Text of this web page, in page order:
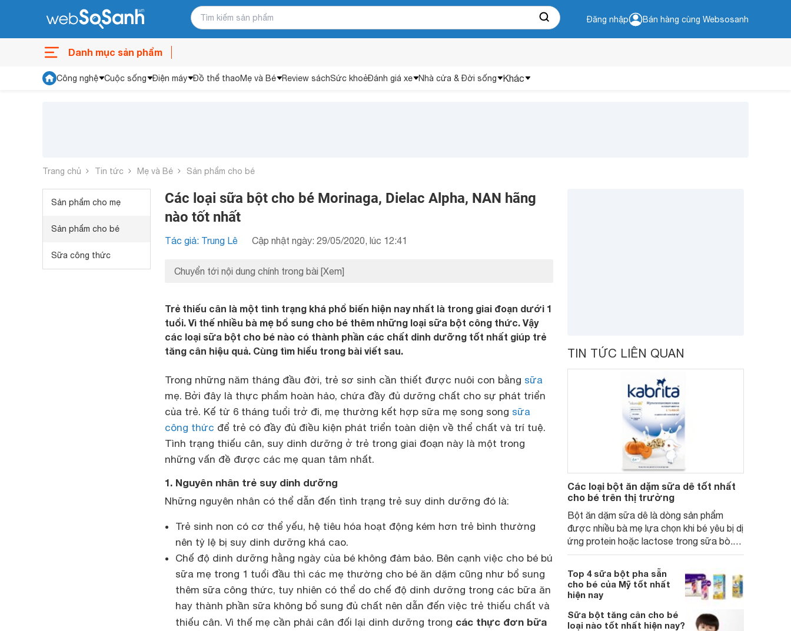
Đăng nhập Bán hàng cùng Websosanh
Danh mục sản phẩm
Công nghệ Cuộc sống Điện máy Đồ thể thaoMẹ và Bé Review sáchSức khoẻĐánh giá xe Nhà cửa & Đời sống Khác
Trang chủ Tin tức Mẹ và Bé Sản phẩm cho bé
Sản phẩm cho mẹ
Sản phẩm cho bé
Sữa công thức
Các loại sữa bột cho bé Morinaga, Dielac Alpha, NAN hãng
nào tốt nhất
Tác giả: Trung Lê Cập nhật ngày: 29/05/2020, lúc 12:41
Chuyển tới nội dung chính trong bài [Xem]
Trẻ thiếu cân là một tình trạng khá phổ biến hiện nay nhất là trong giai đoạn dưới 1
tuổi. Vì thế nhiều bà mẹ bổ sung cho bé thêm những loại sữa bột công thức. Vậy
các loại sữa bột cho bé nào có thành phần các chất dinh dưỡng tốt nhất giúp trẻ
tăng cân hiệu quả. Cùng tìm hiểu trong bài viết sau.
Trong những năm tháng đầu đời, trẻ sơ sinh cần thiết được nuôi con bằng sữa
mẹ. Bởi đây là thực phẩm hoàn hảo, chứa đầy đủ dưỡng chất cho sự phát triển
của trẻ. Kế từ 6 tháng tuổi trở đi, mẹ thường kết hợp sữa mẹ song song sữa
công thức để trẻ có đầy đủ điều kiện phát triển toàn diện về thể chất và trí tuệ.
Tình trạng thiếu cân, suy dinh dưỡng ở trẻ trong giai đoạn này là một trong
những vấn đề được các mẹ quan tâm nhất.
1. Nguyên nhân trẻ suy dinh dưỡng
Những nguyên nhân có thể dẫn đến tình trạng trẻ suy dinh dưỡng đó là:
Trẻ sinh non có cơ thể yếu, hệ tiêu hóa hoạt động kém hơn trẻ bình thường
nên tỷ lệ bị suy dinh dưỡng khá cao.
Chế độ dinh dưỡng hằng ngày của bé không đảm bảo. Bên cạnh việc cho bé bú
sữa mẹ trong 1 tuổi đầu thì các mẹ thường cho bé ăn dặm cũng như bổ sung
thêm sữa công thức, tuy nhiên có thể do chế độ dinh dưỡng trong các bữa ăn
hay thành phần sữa không bổ sung đủ chất nên dẫn đến việc trẻ thiếu chất và
thiếu cân. Vì thế mẹ cần phải cân đối lại dinh dưỡng trong các thực đơn bữa
TIN TỨC LIÊN QUAN
Các loại bột ăn dặm sữa dê tốt nhất
cho bé trên thị trường
Bột ăn dặm sữa dê là dòng sản phẩm
được nhiều bà mẹ lựa chọn khi bé yêu bị dị
ứng protein hoặc lactose trong sữa bò.
Đồng thời, loại bột ăn dặm này cũng có
thành phần giàu dưỡng chất, giúp bé phát
triển toàn diện, tăng cân nhanh.
Top 4 sữa bột pha sẵn
cho bé của Mỹ tốt nhất
hiện nay
Sữa bột tăng cân cho bé
loại nào tốt nhất hiện nay?